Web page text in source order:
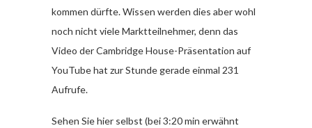
kommen dürfte. Wissen werden dies aber wohl
noch nicht viele Marktteilnehmer, denn das
Video der Cambridge House-Präsentation auf
YouTube hat zur Stunde gerade einmal 231
Aufrufe.
Sehen Sie hier selbst (bei 3:20 min erwähnt